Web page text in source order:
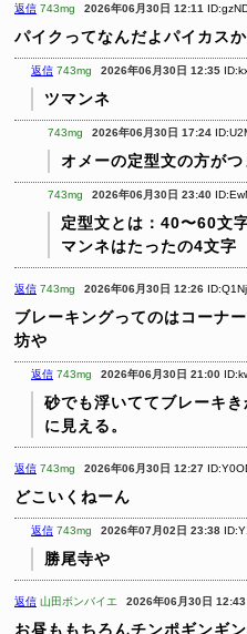
返信 743mg 2026年06月30日 12:11
パイクってなんだよパイカスか
返信 743mg 2026年06月30日 12:35
ツマンネ
743mg 2026年06月30日 17:24
オメーの定型文の方が
743mg 2026年06月30日 23:40
定型文とは：40〜60文
マンネはたったの4文字
返信 743mg 2026年06月30日 12:26
ブレーキングってのはコーナ
坊や
返信 743mg 2026年06月30日 21:00
砂でも浮いててブレーキき
に見える。
返信 743mg 2026年06月30日 12:27
どこいくねーん
返信 743mg 2026年07月02日 23:38
勝尾寺や
返信 山田ボンバイエ 2026年06月30日 12:43
お昼ももちろんチンポギンギ